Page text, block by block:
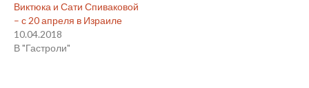
Виктюка и Сати Спиваковой
– с 20 апреля в Израиле
10.04.2018
В "Гастроли"